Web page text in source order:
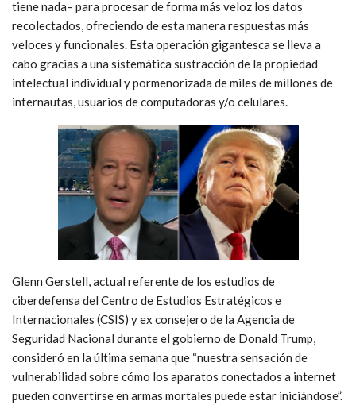
tiene nada– para procesar de forma más veloz los datos
recolectados, ofreciendo de esta manera respuestas más
veloces y funcionales. Esta operación gigantesca se lleva a
cabo gracias a una sistemática sustracción de la propiedad
intelectual individual y pormenorizada de miles de millones de
internautas, usuarios de computadoras y/o celulares.
Glenn Gerstell, actual referente de los estudios de
ciberdefensa del Centro de Estudios Estratégicos e
Internacionales (CSIS) y ex consejero de la Agencia de
Seguridad Nacional durante el gobierno de Donald Trump,
consideró en la última semana que “nuestra sensación de
vulnerabilidad sobre cómo los aparatos conectados a internet
pueden convertirse en armas mortales puede estar iniciándose”.